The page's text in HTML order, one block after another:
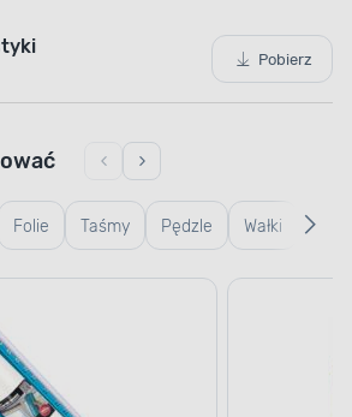
wykończeniowe w sprawny
bardzo szybko wysycha, dzięki
remontu. Przekonaj się, że
Pobierz
Folie Taśmy Pędzle Wałki